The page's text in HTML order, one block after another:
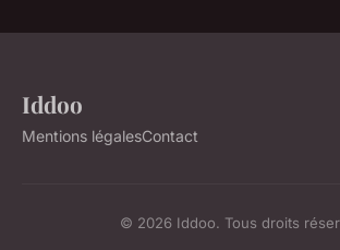
Iddoo
Mentions légalesContact
© 2026 Iddoo. Tous droits